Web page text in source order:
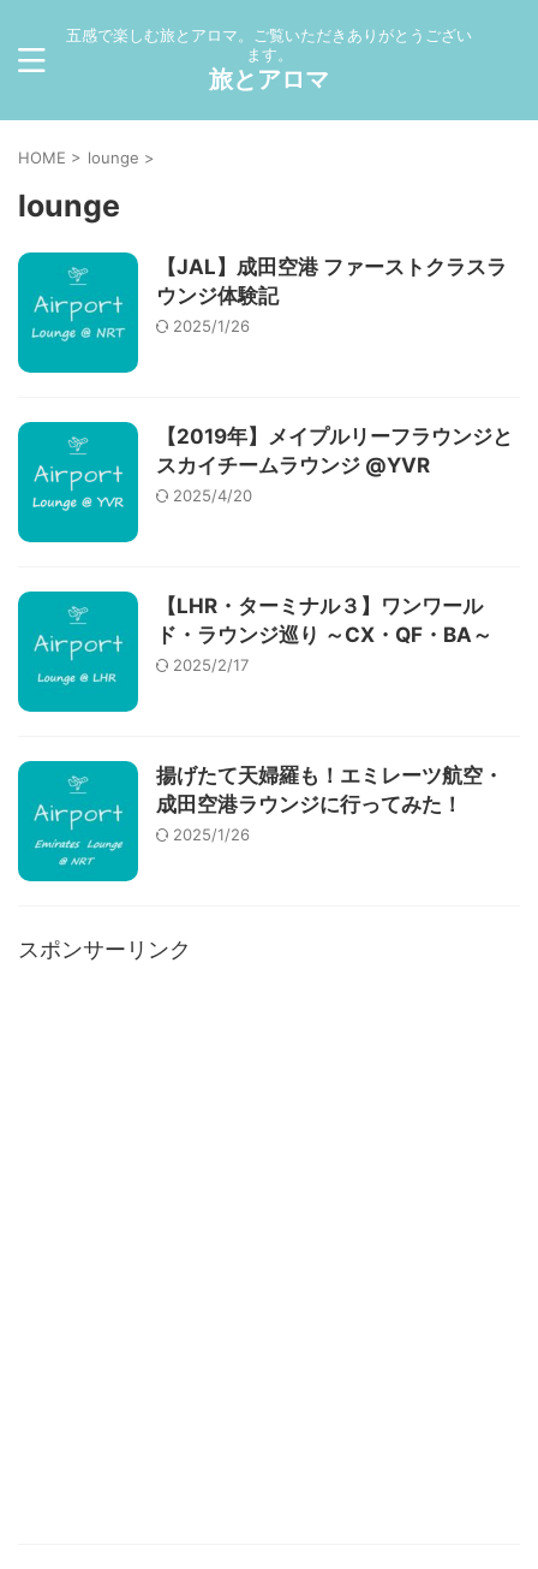
五感で楽しむ旅とアロマ。ご覧いただきありがとうござい
ます。
旅とアロマ
HOME > lounge >
lounge
【JAL】成田空港 ファーストクラスラ
ウンジ体験記
2025/1/26
【2019年】メイプルリーフラウンジと
スカイチームラウンジ @YVR
2025/4/20
【LHR・ターミナル３】ワンワール
ド・ラウンジ巡り ～CX・QF・BA～
2025/2/17
揚げたて天婦羅も！エミレーツ航空・
成田空港ラウンジに行ってみた！
2025/1/26
スポンサーリンク